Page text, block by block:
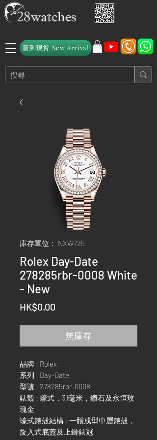
新到現貨 New Arrival
庫存單位： NXW725
Rolex Day-Date
278285rbr-0008 White
- New
HK$0.00
無庫存
品牌 : Rolex
系列 : Day-Date
型號 : 278285rbr-0008
錶殼 : 蠔式，31毫米，鑽石及永恒玫
瑰金
蠔式錶殼結構 : 一體成型中層錶殼，
旋入式底蓋及上鏈錶冠